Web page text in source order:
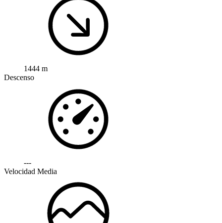
1444 m
Descenso
---
Velocidad Media